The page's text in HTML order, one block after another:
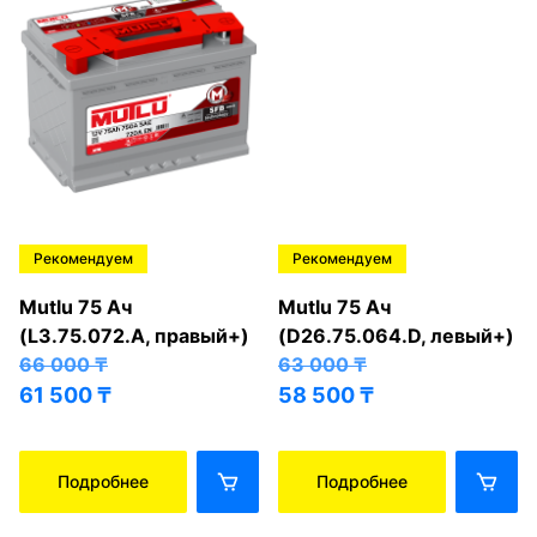
Рекомендуем
Mutlu 75 Ач
(L3.75.072.A, правый+)
66 000₸
61 500₸
Подробнее
Рекомендуем
Mutlu 75 Ач
(D26.75.064.D, левый+)
63 000₸
58 500₸
Подробнее